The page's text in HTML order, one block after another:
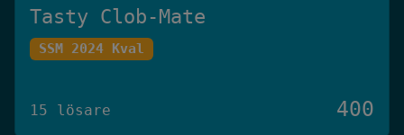
Tasty Clob-Mate
SSM 2024 Kval
15 lösare 400